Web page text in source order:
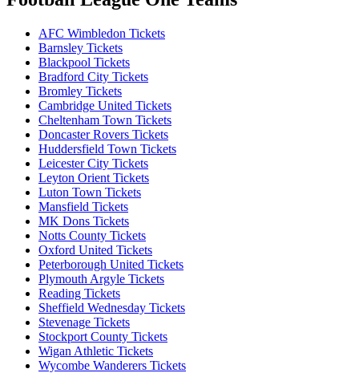
AFC Wimbledon Tickets
Barnsley Tickets
Blackpool Tickets
Bradford City Tickets
Bromley Tickets
Cambridge United Tickets
Cheltenham Town Tickets
Doncaster Rovers Tickets
Huddersfield Town Tickets
Leicester City Tickets
Leyton Orient Tickets
Luton Town Tickets
Mansfield Tickets
MK Dons Tickets
Notts County Tickets
Oxford United Tickets
Peterborough United Tickets
Plymouth Argyle Tickets
Reading Tickets
Sheffield Wednesday Tickets
Stevenage Tickets
Stockport County Tickets
Wigan Athletic Tickets
Wycombe Wanderers Tickets